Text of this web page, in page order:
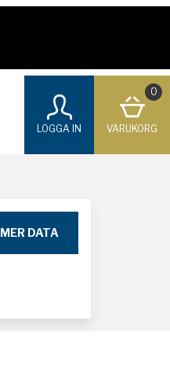
LOGGA IN
0
VARUKORG
MER DATA